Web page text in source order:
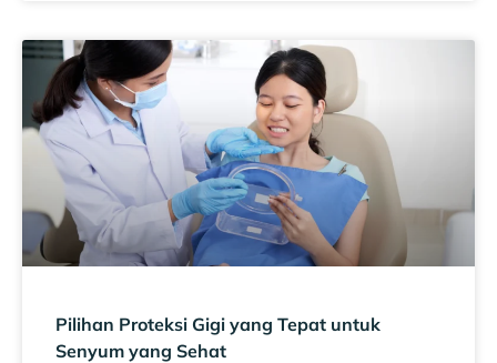
Pilihan Proteksi Gigi yang Tepat untuk
Senyum yang Sehat